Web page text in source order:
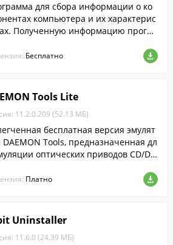
для сбора информации о ко
компьютера и их характерис
Полученную информацию програ
HTML.Бесплатно
Tools Lite
11.2.0.209 (52.13 МБ)
бесплатная версия эмулят
DAEMON Tools, предназначенная дл
оптических приводов CD/DV
Платно
Uninstaller
11.6.0 (24.39 МБ)